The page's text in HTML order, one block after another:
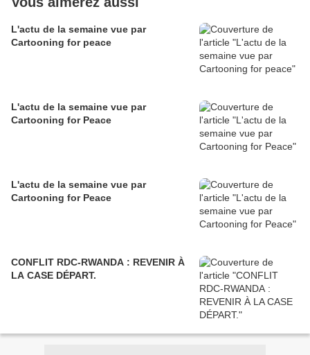
L'actu de la semaine vue par
Cartooning for peace
L'actu de la semaine vue par
Cartooning for Peace
L'actu de la semaine vue par
Cartooning for Peace
CONFLIT RDC-RWANDA : REVENIR À
LA CASE DÉPART.